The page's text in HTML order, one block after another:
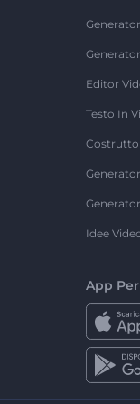
Editor
Testo In
Idee
App